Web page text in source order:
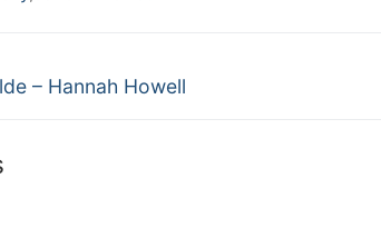
– Hannah Howell